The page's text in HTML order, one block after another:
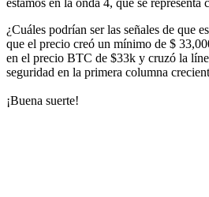
estamos en la onda 4, que se
¿Cuáles podrían ser las señales de que
que el precio creó un mínimo de $
en el precio BTC de $33k y cruzó la
seguridad en la primera columna
¡Buena suerte!